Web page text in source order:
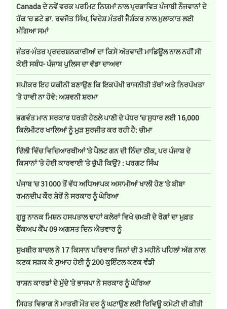
Canada ਦੇ ਨਵੇਂ ਵਰਕ ਪਰਮਿਟ ਨਿਯਮਾਂ ਨਾਲ ਪ੍ਰਭਾਵਿਤ ਪੰਜਾਬੀ ਨੌਜਵਾਨਾਂ ਦੇ
ਹੱਕ 'ਚ ਡਟੇ ਡਾ. ਰਵਜੋਤ ਸਿੰਘ, ਵਿਦੇਸ਼ ਮੰਤਰੀ ਜੈਸ਼ੰਕਰ ਨਾਲ ਮੁਲਾਕਾਤ ਲਈ
ਮੰਗਿਆ ਸਮਾਂ
ਜੰਤਰ-ਮੰਤਰ ਪ੍ਰਦਰਸ਼ਨਕਾਰੀਆਂ ਦਾ ਕਿਸੇ ਅੱਤਵਾਦੀ ਮਾਡਿਊਲ ਨਾਲ ਨਹੀਂ ਸੀ
ਕੋਈ ਸਬੰਧ- ਪੰਜਾਬ ਪੁਲਿਸ ਦਾ ਵੱਡਾ ਦਾਅਵਾ
ਸਪੀਕਰ ਇਹ ਯਕੀਨੀ ਬਣਾਉਣ ਕਿ ਇਕਪੱਖੀ ਰਾਜਨੀਤੀ ਤੱਥਾਂ ਅਤੇ ਨਿਰਪੱਖਤਾ
'ਤੇ ਹਾਵੀ ਨਾ ਹੋਵੇ: ਅਸ਼ਵਨੀ ਸ਼ਰਮਾ
ਭਗਵੰਤ ਮਾਨ ਸਰਕਾਰ ਧਰਤੀ ਹੇਠਲੇ ਪਾਣੀ ਦੇ ਪੱਧਰ ‘ਚ ਸੁਧਾਰ ਲਈ 16,000
ਕਿਲੋਮੀਟਰ ਖਾਲਿਆਂ ਨੂੰ ਮੁੜ ਸੁਰਜੀਤ ਕਰ ਰਹੀ ਹੈ: ਚੀਮਾ
ਦਿੱਲੀ ਵਿੱਚ ਵਿਦਿਆਰਥੀਆਂ 'ਤੇ ਪੈਲਟ ਗਨ ਦੀ ਨਿੰਦਾ ਠੀਕ, ਪਰ ਪੰਜਾਬ ਦੇ
ਕਿਸਾਨਾਂ 'ਤੇ ਹੋਈ ਕਾਰਵਾਈ 'ਤੇ ਚੁੱਪੀ ਕਿਉਂ? : ਪਰਗਟ ਸਿੰਘ
ਪੰਜਾਬ 'ਚ 31000 ਤੋਂ ਵੱਧ ਅਧਿਆਪਕ ਅਸਾਮੀਆਂ ਖਾਲੀ ਹੋਣ 'ਤੇ ਬੀਬਾ
ਰਮਨਦੀਪ ਕੌਰ ਸ਼ੇਰੋਂ ਨੇ ਸਰਕਾਰ ਨੂੰ ਘੇਰਿਆ
ਗੁਰੂ ਨਾਨਕ ਮਿਸ਼ਨ ਹਸਪਤਾਲ ਢਾਹਾਂ ਕਲੇਰਾਂ ਵਿਖੇ ਚਮੜੀ ਦੇ ਰੋਗਾਂ ਦਾ ਮੁਫ਼ਤ
ਚੈੱਕਅਪ ਕੈਂਪ 09 ਅਗਸਤ ਦਿਨ ਐਤਵਾਰ ਨੂੰ
ਸੁਖਬੀਰ ਬਾਦਲ ਨੇ 17 ਕਿਸਾਨ ਪਰਿਵਾਰ ਜਿਨਾਂ ਦੀ 3 ਮਹੀਨੇ ਪਹਿਲਾਂ ਅੱਗ ਨਾਲ
ਕਣਕ ਸੜਕ ਕੇ ਸੁਆਹ ਹੋਈ ਨੂੰ 200 ਕੁਇੰਟਲ ਕਣਕ ਵੰਡੀ
ਰਾਸ਼ਨ ਕਾਰਡਾਂ ਦੇ ਮੁੱਦੇ 'ਤੇ ਭਾਜਪਾ ਨੇ ਸਰਕਾਰ ਨੂੰ ਘੇਰਿਆ
ਸਿਹਤ ਵਿਭਾਗ ਨੇ ਮਾਤਰੀ ਮੌਤ ਦਰ ਨੂੰ ਘਟਾਉਣ ਲਈ ਰਿਵਿਊ ਕਮੇਟੀ ਦੀ ਕੀਤੀ